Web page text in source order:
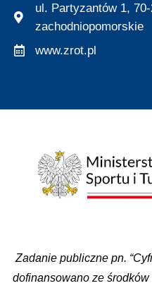
ul. Partyzantów 1,
zachodniopomorskie
www.zrot.pl
Zadanie publiczne pn.
dofinansowano ze